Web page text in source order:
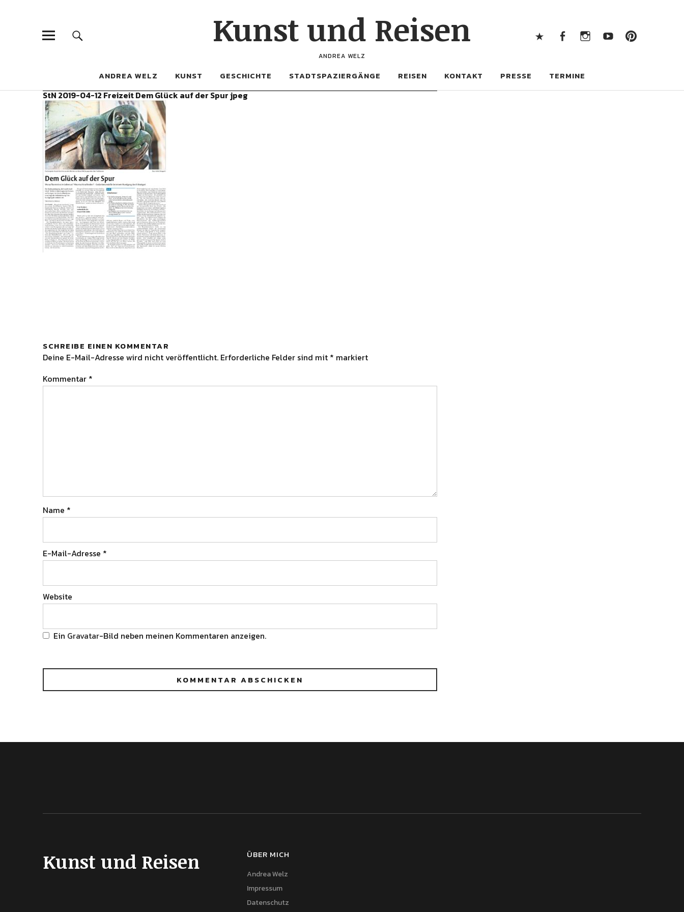
Kunst und Reisen
ANDREA WELZ
ANDREA WELZ KUNST GESCHICHTE STADTSPAZIERGÄNGE REISEN KONTAKT PRESSE TERMINE
StN 2019-04-12 Freizeit Dem Glück auf der Spur jpeg
SCHREIBE EINEN KOMMENTAR
Deine E-Mail-Adresse wird nicht veröffentlicht. Erforderliche Felder sind mit * markiert
Kommentar *
Name *
E-Mail-Adresse *
Website
Ein Gravatar-Bild neben meinen Kommentaren anzeigen.
Kunst und Reisen ÜBER MICH
Andrea Welz
Impressum
Datenschutz